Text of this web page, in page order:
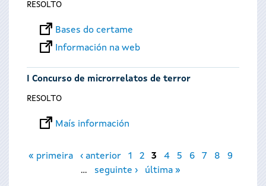
RESOLTO
Bases do certame
Información na web
I Concurso de microrrelatos de terror
RESOLTO
Maís información
Páxinas
« primeira ‹ anterior 1 2 3 4 5 6 7 8
9
…
seguinte › última »